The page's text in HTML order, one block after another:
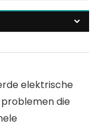
elektrische
die